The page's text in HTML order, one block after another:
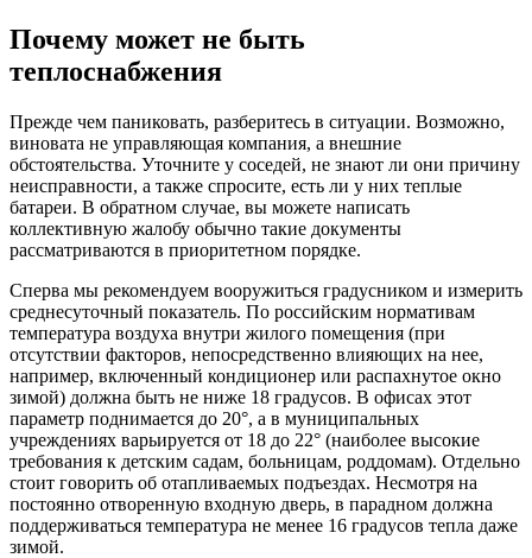
Почему может не быть
теплоснабжения
Прежде чем паниковать, разберитесь в ситуации. Возможно,
виновата не управляющая компания, а внешние
обстоятельства. Уточните у соседей, не знают ли они причину
неисправности, а также спросите, есть ли у них теплые
батареи. В обратном случае, вы можете написать
коллективную жалобу обычно такие документы
рассматриваются в приоритетном порядке.
Сперва мы рекомендуем вооружиться градусником и измерить
среднесуточный показатель. По российским нормативам
температура воздуха внутри жилого помещения (при
отсутствии факторов, непосредственно влияющих на нее,
например, включенный кондиционер или распахнутое окно
зимой) должна быть не ниже 18 градусов. В офисах этот
параметр поднимается до 20°, а в муниципальных
учреждениях варьируется от 18 до 22° (наиболее высокие
требования к детским садам, больницам, роддомам). Отдельно
стоит говорить об отапливаемых подъездах. Несмотря на
постоянно отворенную входную дверь, в парадном должна
поддерживаться температура не менее 16 градусов тепла даже
зимой.